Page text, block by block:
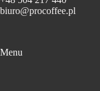
biuro@procoffee.pl
Menu